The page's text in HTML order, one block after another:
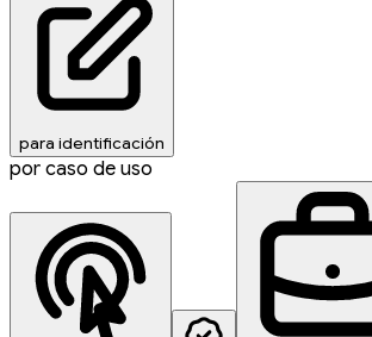
para identificación
por caso de uso